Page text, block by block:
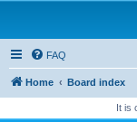
FAQ
Home Board index
It is